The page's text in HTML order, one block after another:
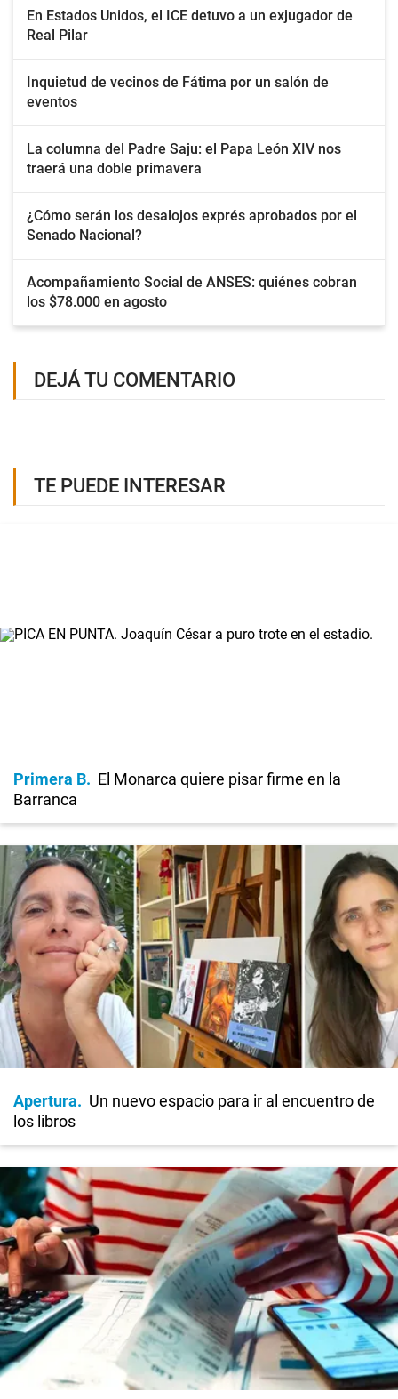
En Estados Unidos, el ICE detuvo a un exjugador de
Real Pilar
Inquietud de vecinos de Fátima por un salón de
eventos
La columna del Padre Saju: el Papa León XIV nos
traerá una doble primavera
¿Cómo serán los desalojos exprés aprobados por el
Senado Nacional?
Acompañamiento Social de ANSES: quiénes cobran
los $78.000 en agosto
DEJÁ TU COMENTARIO
TE PUEDE INTERESAR
Primera B
El Monarca quiere pisar firme en la
Barranca
Apertura
Un nuevo espacio para ir al encuentro de
los libros